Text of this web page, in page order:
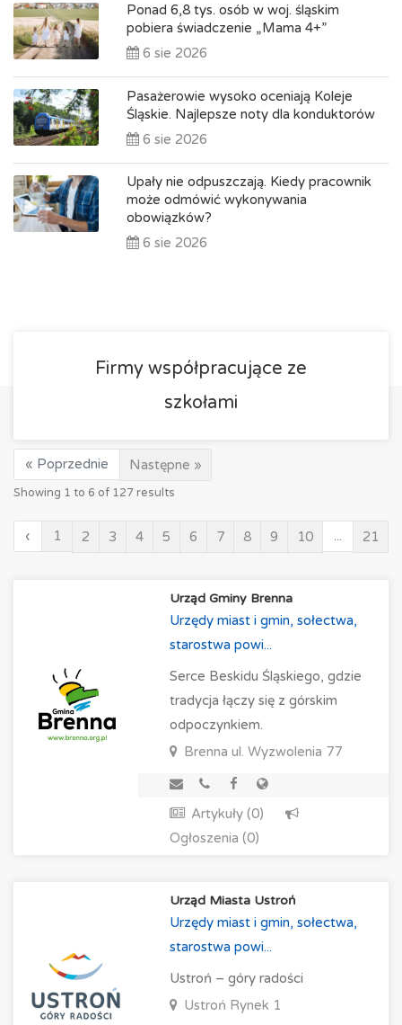
Ponad 6,8 tys. osób w woj. śląskim
pobiera świadczenie „Mama 4+”
6 sie 2026
Pasażerowie wysoko oceniają Koleje
Śląskie. Najlepsze noty dla konduktorów
6 sie 2026
Upały nie odpuszczają. Kiedy pracownik
może odmówić wykonywania
obowiązków?
6 sie 2026
Firmy współpracujące ze
szkołami
« Poprzednie Następne »
Showing 1 to 6 of 127 results
‹ 1 2 3 4 5 6 7 8 9 10 ... 21
Urząd Gminy Brenna
Urzędy miast i gmin, sołectwa,
starostwa powi...
Serce Beskidu Śląskiego, gdzie
tradycja łączy się z górskim
odpoczynkiem.
Brenna ul. Wyzwolenia 77
Artykuły (0)
Ogłoszenia (0)
Urząd Miasta Ustroń
Urzędy miast i gmin, sołectwa,
starostwa powi...
Ustroń – góry radości
Ustroń Rynek 1